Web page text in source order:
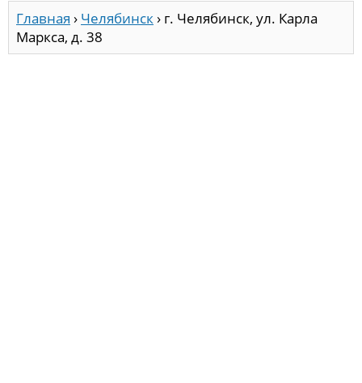
Главная › Челябинск › г. Челябинск, ул. Карла
Маркса, д. 38